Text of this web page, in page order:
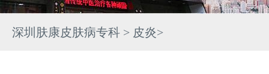
深圳肤康皮肤病专科 > 皮炎>